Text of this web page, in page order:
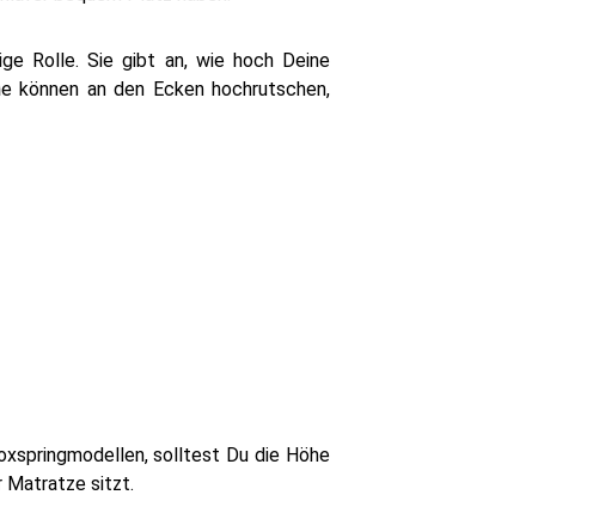
Rolle. Sie gibt an, wie hoch Deine
an den Ecken hochrutschen,
solltest Du die Höhe
Matratze sitzt.